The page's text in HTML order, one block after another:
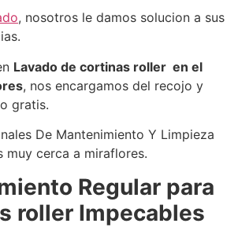
, nosotros le damos solucion a sus
Lavado de cortinas roller en el
, nos encargamos del recojo y
gratis.
De Mantenimiento Y Limpieza
muy cerca a miraflores.
Regular para
roller Impecables